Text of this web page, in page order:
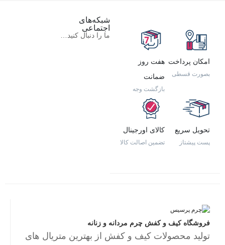
امکان پرداخت
بصورت قسطی
هفت روز
ضمانت
بازگشت وجه
تحویل سریع
پست پیشتاز
کالای اورجینال
تضمین اصالت کالا
شبکه‌های
اجتماعی
ما را دنبال کنید…
فروشگاه کیف و کفش چرم مردانه و زنانه
تولید محصولات کیف و کفش از بهترین متریال های